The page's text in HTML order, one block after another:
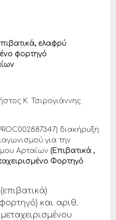
, ελαφρύ
φορτηγό
Κ. Τσιρογιάννης
διακήρυξη
για την
Αρταίων (Επιβατικά ,
Φορτηγό
και αριθ.